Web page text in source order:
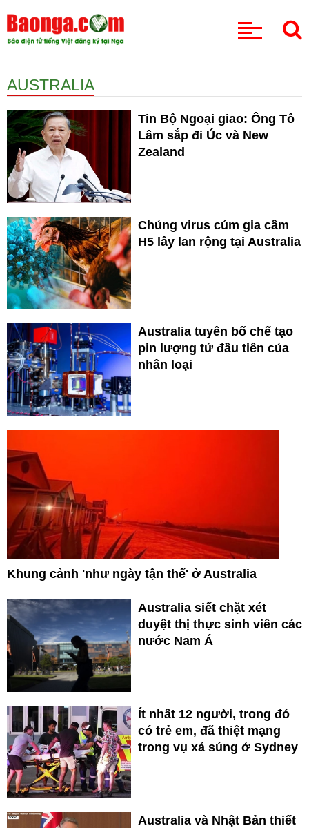
AUSTRALIA
Tin Bộ Ngoại giao: Ông Tô
Lâm sắp đi Úc và New
Zealand
Chủng virus cúm gia cầm
H5 lây lan rộng tại Australia
Australia tuyên bố chế tạo
pin lượng tử đầu tiên của
nhân loại
Khung cảnh 'như ngày tận thế' ở Australia
Australia siết chặt xét
duyệt thị thực sinh viên các
nước Nam Á
Ít nhất 12 người, trong đó
có trẻ em, đã thiệt mạng
trong vụ xả súng ở Sydney
Australia và Nhật Bản thiết